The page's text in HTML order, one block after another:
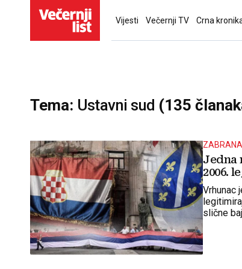
Vijesti Večernji TV Crna
Tema: Ustavni sud (135
Jedna
2006.
Vrhunac
slične